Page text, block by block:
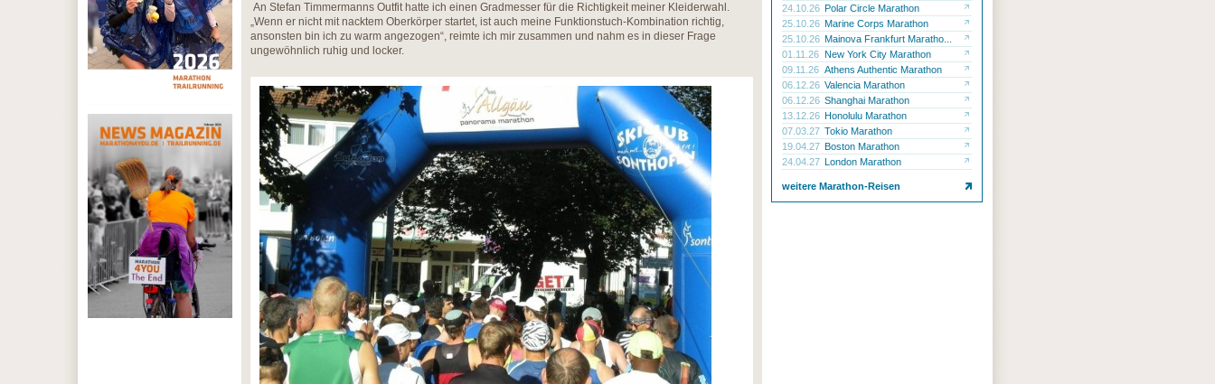
An Stefan Timmermanns Outfit hatte ich einen Gradmesser für die Richtigkeit meiner Kleiderwahl.
„Wenn er nicht mit nacktem Oberkörper startet, ist auch meine Funktionstuch-Kombination richtig,
ansonsten bin ich zu warm angezogen“, reimte ich mir zusammen und nahm es in dieser Frage
ungewöhnlich ruhig und locker.
24.10.26 Polar Circle Marathon
25.10.26 Marine Corps Marathon
25.10.26 Mainova Frankfurt Maratho...
01.11.26 New York City Marathon
09.11.26 Athens Authentic Marathon
06.12.26 Valencia Marathon
06.12.26 Shanghai Marathon
13.12.26 Honolulu Marathon
07.03.27 Tokio Marathon
19.04.27 Boston Marathon
24.04.27 London Marathon
weitere Marathon-Reisen